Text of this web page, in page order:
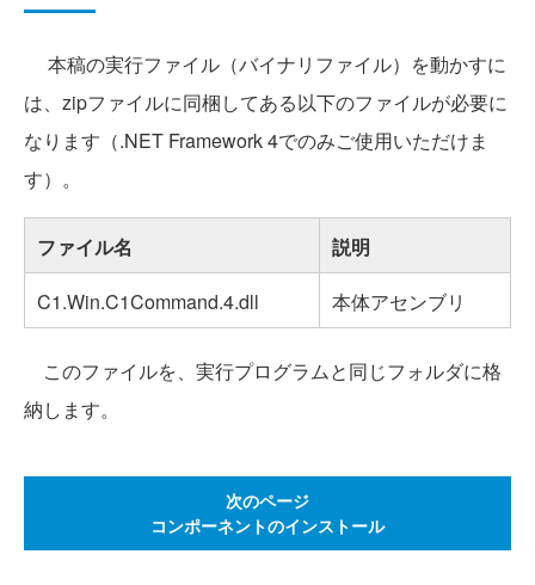
本稿の実行ファイル（バイナリファイル）を動かすに
は、zipファイルに同梱してある以下のファイルが必要に
なります（.NET Framework 4でのみご使用いただけま
す）。
ファイル名
説明
C1.Win.C1Command.4.dll
本体アセンブリ
このファイルを、実行プログラムと同じフォルダに格
納します。
次のページ
コンポーネントのインストール